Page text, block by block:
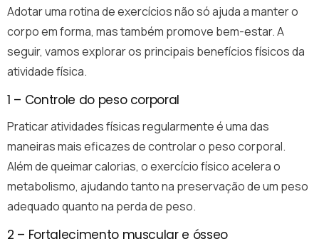
Adotar uma rotina de exercícios não só ajuda a manter o
corpo em forma, mas também promove bem-estar. A
seguir, vamos explorar os principais benefícios físicos da
atividade física.
1 – Controle do peso corporal
Praticar atividades físicas regularmente é uma das
maneiras mais eficazes de controlar o peso corporal.
Além de queimar calorias, o exercício físico acelera o
metabolismo, ajudando tanto na preservação de um peso
adequado quanto na perda de peso.
2 – Fortalecimento muscular e ósseo